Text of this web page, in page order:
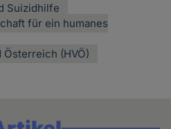
Suizidhilfe
für ein humanes
(HVÖ)